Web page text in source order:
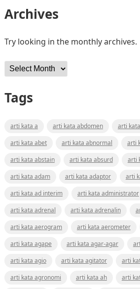
Archives
Try looking in the monthly archives.
Archives
Tags
arti kata a arti kata abdomen
arti
arti kata abet
arti kata abnormal
arti
arti kata abstain
arti kata absurd
arti
arti kata adam
arti kata adaptor
arti
arti kata ad interim
arti kata administrator
arti kata adrenal
arti kata adrenalin
arti kata aerogram
arti kata aerometer
arti kata agape
arti kata agar-agar
arti kata agio
arti kata agitator
arti
arti kata agronomi
arti kata ah arti